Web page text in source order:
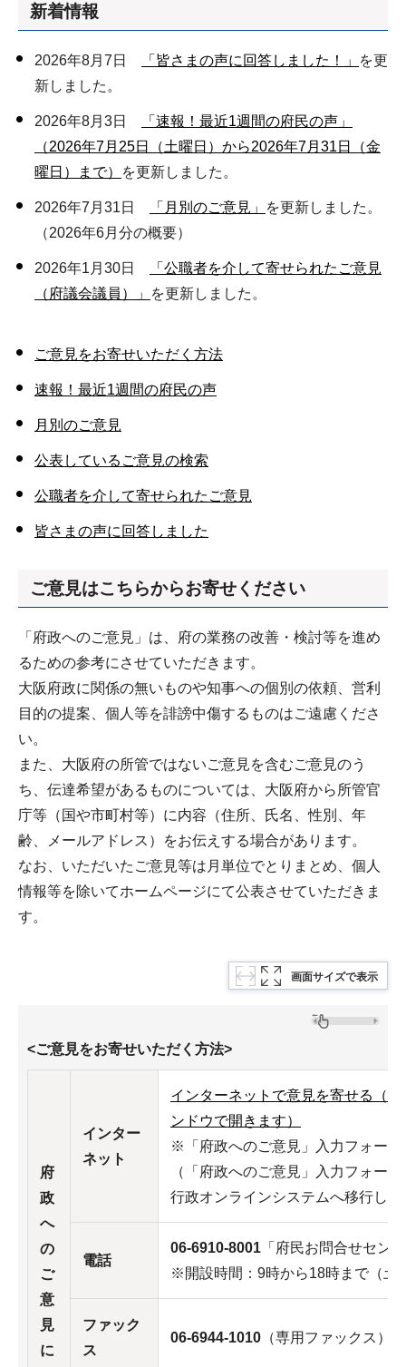
新着情報
2026年8月7日 「皆さまの声に回答しました！」
を更
新しました。
2026年8月3日
「速報！最近1週間の府民の声」
（2026年7月25日（土曜日）から2026年7月31日（金
曜日）まで）
を更新しました。
2026年7月31日 「月別のご意見」
を更新しました。
（2026年6月分の概要）
2026年1月30日
「公職者を介して寄せられたご意見
（府議会議員）」
を更新しました。
ご意見をお寄せいただく方法
速報！最近1週間の府民の声
月別のご意見
公表しているご意見の検索
公職者を介して寄せられたご意見
皆さまの声に回答しました
ご意見はこちらからお寄せください
「府政へのご意見」は、府の業務の改善・検討等を進め
るための参考にさせていただきます。
大阪府政に関係の無いものや知事への個別の依頼、営利
目的の提案、個人等を誹謗中傷するものはご遠慮くださ
い。
また、大阪府の所管ではないご意見を含むご意見のう
ち、伝達希望があるものについては、大阪府から所管官
庁等（国や市町村等）に内容（住所、氏名、性別、年
齢、メールアドレス）をお伝えする場合があります。
なお、いただいたご意見等は月単位でとりまとめ、個人
情報等を除いてホームページにて公表させていただきま
す。
画面サイズで表示
<ご意見をお寄せいただく方法>
府
政
へ
の
ご
意
見
に
インター
ネット
インターネットで意見を寄せる（
ンドウで開きます）
※「府政へのご意見」入力フォー
（「府政へのご意見」入力フォー
行政オンラインシステムへ移行しま
電話
06-6910-8001 「府民お問合せセン
※開設時間：9時から18時まで（土
ファック
ス
06-6944-1010 （専用ファックス）